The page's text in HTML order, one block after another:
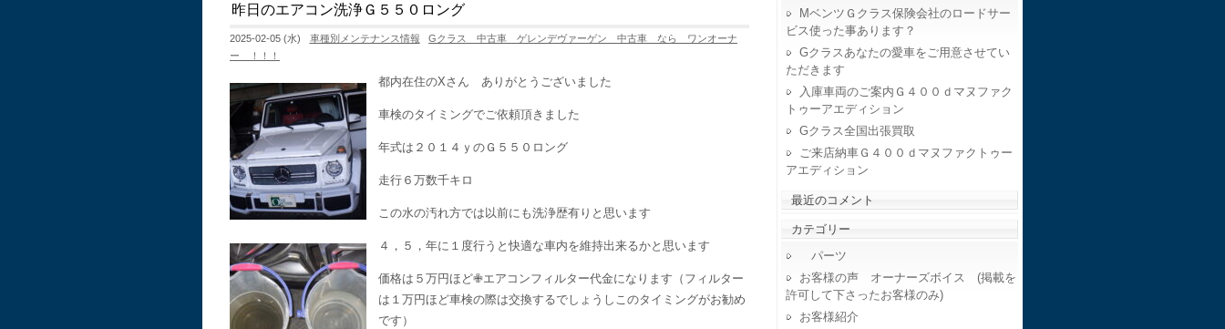
昨日のエアコン洗浄Ｇ５５０ロング
2025-02-05 (水) 車種別メンテナンス情報
Gクラス 中古車 ゲレンデヴァーゲン 中古車 なら ワンオーナ
ー ！！！
都内在住のXさん ありがとうございました
車検のタイミングでご依頼頂きました
年式は２０１４ｙのＧ５５０ロング
走行６万数千キロ
この水の汚れ方では以前にも洗浄歴有りと思います
４，５，年に１度行うと快適な車内を維持出来るかと思います
価格は５万円ほど✙エアコンフィルター代金になります（フィルター
は１万円ほど車検の際は交換するでしょうしこのタイミングがお勧め
です）
MベンツＧクラス保険会社のロードサー
ビス使った事あります？
Gクラスあなたの愛車をご用意させてい
ただきます
入庫車両のご案内Ｇ４００ｄマヌファク
トゥーアエディション
Gクラス全国出張買取
ご来店納車Ｇ４００ｄマヌファクトゥー
アエディション
最近のコメント
カテゴリー
パーツ
お客様の声 オーナーズボイス (掲載を
許可して下さったお客様のみ)
お客様紹介